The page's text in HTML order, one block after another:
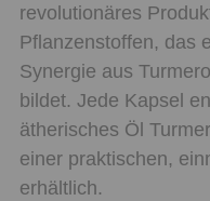
revolutionäres
Pflanzenstoffen, das
Synergie aus
bildet. Jede Kapsel
ätherisches Öl
einer praktischen,
erhältlich.